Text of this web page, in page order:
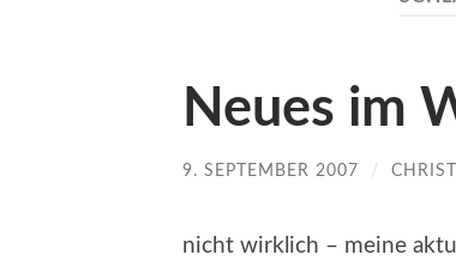
Neues im
9. SEPTEMBER 2007 /
nicht wirklich – meine